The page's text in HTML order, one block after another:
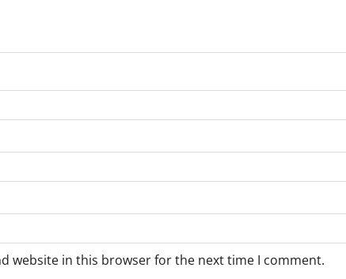
website in this browser for the next time I comment.